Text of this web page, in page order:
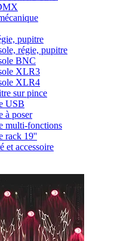
pupitre
régie, pupitre
BNC
XLR3
XLR4
sur pince
USB
à poser
multi-fonctions
rack 19''
et accessoire